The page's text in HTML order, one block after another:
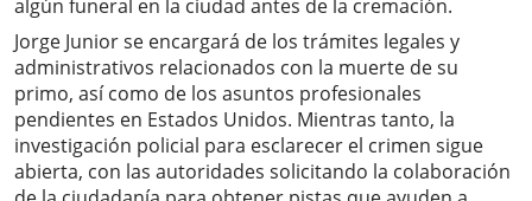
algún funeral en la ciudad antes de la cremación.
Jorge Junior se encargará de los trámites legales y
administrativos relacionados con la muerte de su
primo, así como de los asuntos profesionales
pendientes en Estados Unidos. Mientras tanto, la
investigación policial para esclarecer el crimen sigue
abierta, con las autoridades solicitando la colaboración